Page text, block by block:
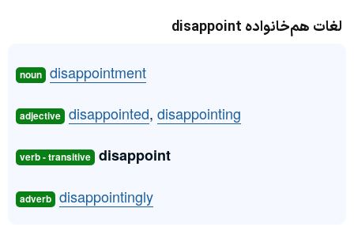
لغات هم‌خانواده disappoint
noun disappointment
adjective disappointed, disappointing
verb - transitive disappoint
adverb disappointingly